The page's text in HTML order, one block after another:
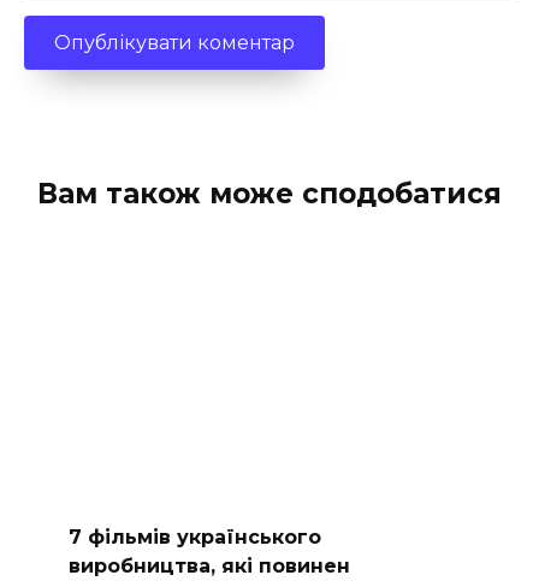
Вам також може сподобатися
7 фільмів українського
виробництва, які повинен